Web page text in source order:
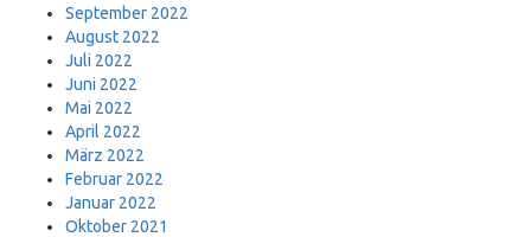
September 2022
August 2022
Juli 2022
Juni 2022
Mai 2022
April 2022
März 2022
Februar 2022
Januar 2022
Oktober 2021